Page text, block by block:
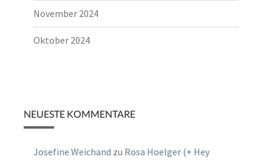
November 2024
Oktober 2024
NEUESTE KOMMENTARE
Josefine Weichand zu Rosa Hoelger (+ Hey